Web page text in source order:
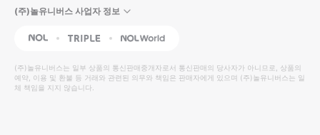
(주)놀유니버스 사업자 정보
NOL Triple Interpark Global
(주)놀유니버스는 일부 상품의 통신판매중개자로서 통신판매의 당사자가 아니므로, 상품의
예약, 이용 및 환불 등 거래와 관련된 의무와 책임은 판매자에게 있으며 (주)놀유니버스는 일
체 책임을 지지 않습니다.